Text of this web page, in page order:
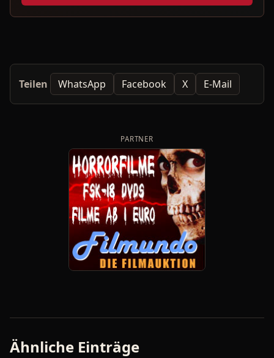
Teilen WhatsApp Facebook X E-Mail
PARTNER
Ähnliche Einträge